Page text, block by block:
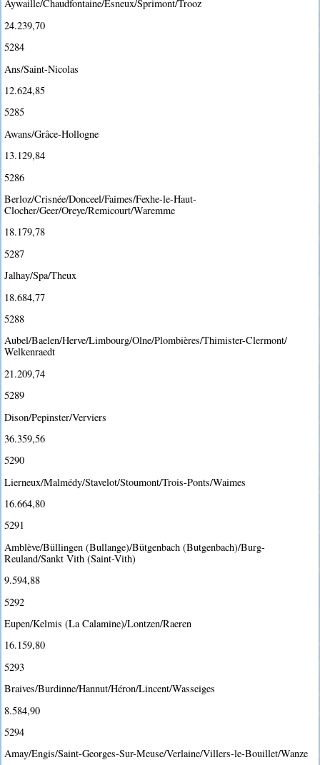
Aywaille/Chaudfontaine/Esneux/Sprimont/Trooz
24.239,70
5284
Ans/Saint-Nicolas
12.624,85
5285
Awans/Grâce-Hollogne
13.129,84
5286
Berloz/Crisnée/Donceel/Faimes/Fexhe-le-Haut-
Clocher/Geer/Oreye/Remicourt/Waremme
18.179,78
5287
Jalhay/Spa/Theux
18.684,77
5288
Aubel/Baelen/Herve/Limbourg/Olne/Plombières/Thimister-Clermont/
Welkenraedt
21.209,74
5289
Dison/Pepinster/Verviers
36.359,56
5290
Lierneux/Malmédy/Stavelot/Stoumont/Trois-Ponts/Waimes
16.664,80
5291
Amblève/Büllingen (Bullange)/Bütgenbach (Butgenbach)/Burg-
Reuland/Sankt Vith (Saint-Vith)
9.594,88
5292
Eupen/Kelmis (La Calamine)/Lontzen/Raeren
16.159,80
5293
Braives/Burdinne/Hannut/Héron/Lincent/Wasseiges
8.584,90
5294
Amay/Engis/Saint-Georges-Sur-Meuse/Verlaine/Villers-le-Bouillet/Wanze